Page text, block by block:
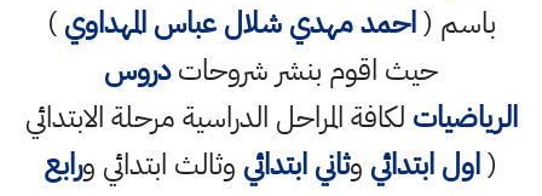
باسم (احمد مهدي شلال عباس المهداوي)
حيث اقوم بنشر شروحاتدروس
الرياضيات لكافة المراحل الدراسية مرحلة الابتدائي
(اول ابتدائي وثاني ابتدائي وثالث ابتدائي ورابع